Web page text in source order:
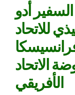
أدو
للاتحاد
الاتحاد
الأفريقي